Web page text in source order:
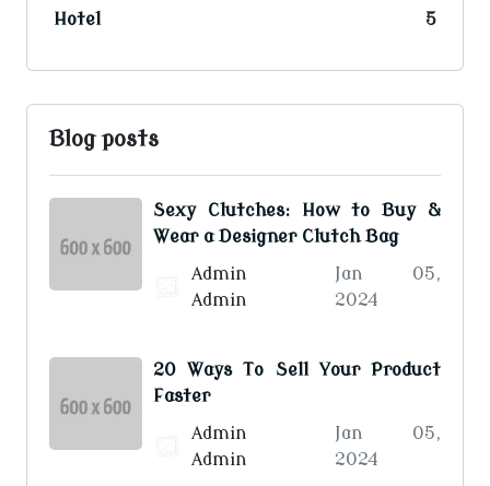
Hotel 5
Blog posts
Sexy Clutches: How to Buy &
Wear a Designer Clutch Bag
Admin
Admin
Jan 05,
2024
20 Ways To Sell Your Product
Faster
Admin
Admin
Jan 05,
2024